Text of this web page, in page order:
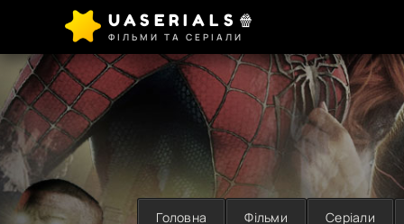
UASERIALS🍿
ФІЛЬМИ ТА СЕРІАЛИ
Головна Фільми Серіали